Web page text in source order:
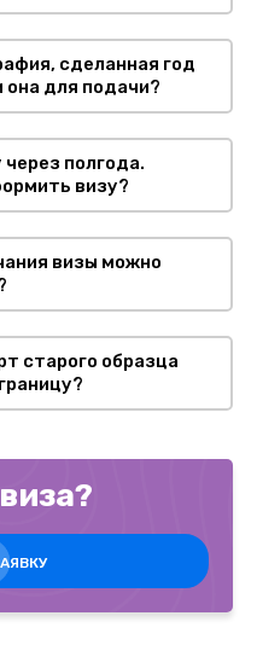
сделанная год
для подачи?
полгода.
визу?
визы можно
старого образца